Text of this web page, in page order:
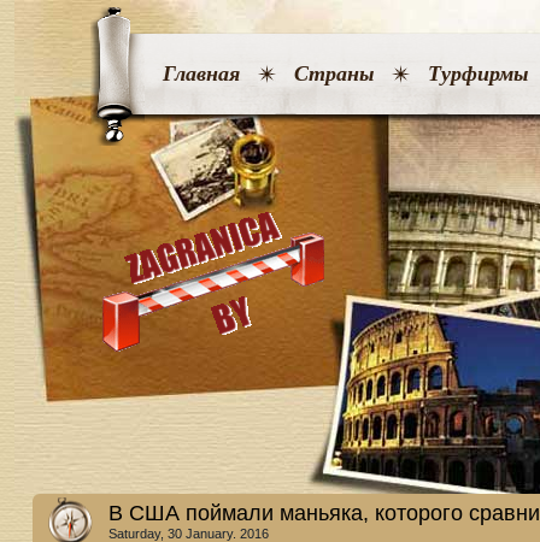
Главная Страны Турфирмы
В США поймали маньяка, которого
Saturday, 30 January. 2016